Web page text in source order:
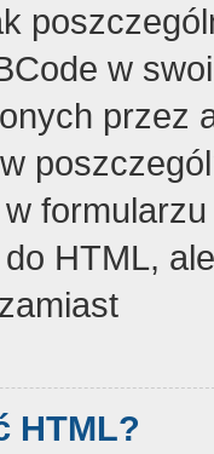
w
przez
do HTML,
HTML?